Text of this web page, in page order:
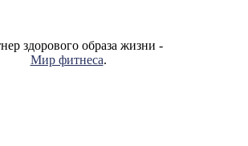
здорового образа жизни -
Мир фитнеса.